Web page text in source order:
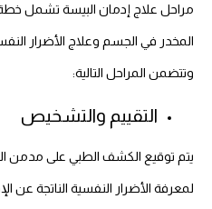
مراحل علاج إدمان البيسة تشمل
المخدر في الجسم وعلاج الأضرار
وتتضمن المراحل التالية:
التقييم والتشخيص
يتم توقيع الكشف الطبي على مدمن
لمعرفة الأضرار النفسية الناتجة عن